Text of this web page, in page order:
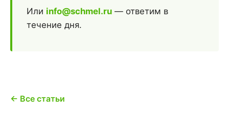
Или info@schmel.ru — ответим в
течение дня.
← Все статьи